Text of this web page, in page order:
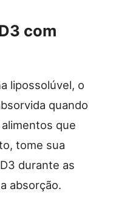
com
lipossolúvel, o
quando
que
tome sua
durante as
absorção.